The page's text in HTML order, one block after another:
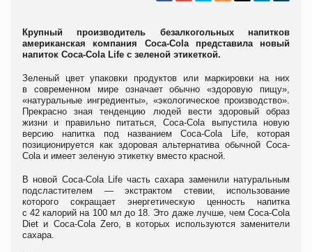
Крупный производитель безалкогольных напитков
американская компания Coca-Cola представила новый
напиток Coca-Cola Life с зеленой этикеткой.
Зеленый цвет упаковки продуктов или маркировки на них
в современном мире означает обычно «здоровую пищу»,
«натуральные ингредиенты», «экологическое производство».
Прекрасно зная тенденцию людей вести здоровый образ
жизни и правильно питаться, Coca-Cola выпустила новую
версию напитка под названием Coca-Cola Life, которая
позиционируется как здоровая альтернатива обычной Coca-
Cola и имеет зеленую этикетку вместо красной.
В новой Coca-Cola Life часть сахара заменили натуральным
подсластителем — экстрактом стевии, использование
которого сокращает энергетическую ценность напитка
с 42 калорий на 100 мл до 18. Это даже лучше, чем Coca-Cola
Diet и Coca-Cola Zero, в которых используются заменители
сахара.